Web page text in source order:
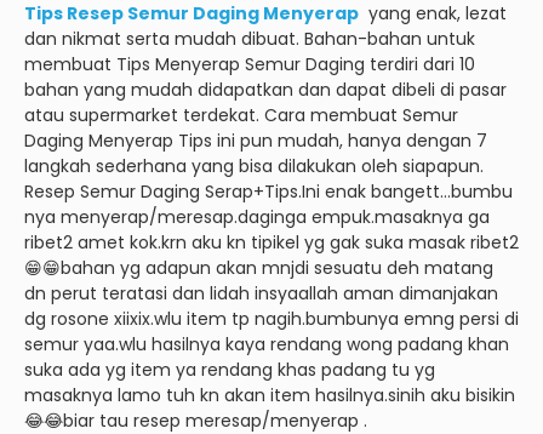
Tips Resep Semur Daging Menyerap yang enak, lezat
dan nikmat serta mudah dibuat. Bahan-bahan untuk
membuat Tips Menyerap Semur Daging terdiri dari 10
bahan yang mudah didapatkan dan dapat dibeli di pasar
atau supermarket terdekat. Cara membuat Semur
Daging Menyerap Tips ini pun mudah, hanya dengan 7
langkah sederhana yang bisa dilakukan oleh siapapun.
Resep Semur Daging Serap+Tips.Ini enak bangett…bumbu
nya menyerap/meresap.daginga empuk.masaknya ga
ribet2 amet kok.krn aku kn tipikel yg gak suka masak ribet2
😁😁bahan yg adapun akan mnjdi sesuatu deh matang
dn perut teratasi dan lidah insyaallah aman dimanjakan
dg rosone xiixix.wlu item tp nagih.bumbunya emng persi di
semur yaa.wlu hasilnya kaya rendang wong padang khan
suka ada yg item ya rendang khas padang tu yg
masaknya lamo tuh kn akan item hasilnya.sinih aku bisikin
😂😂biar tau resep meresap/menyerap .